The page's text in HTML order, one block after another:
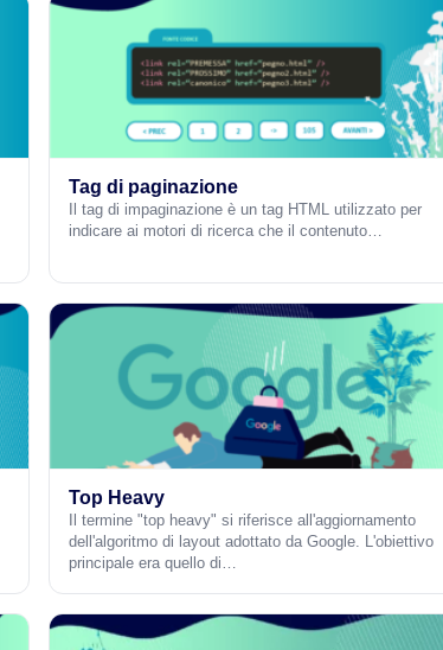
Tag di paginazione
Il tag di impaginazione è un tag HTML utilizzato per
indicare ai motori di ricerca che il contenuto…
Top Heavy
Il termine "top heavy" si riferisce all'aggiornamento
dell'algoritmo di layout adottato da Google. L'obiettivo
principale era quello di…